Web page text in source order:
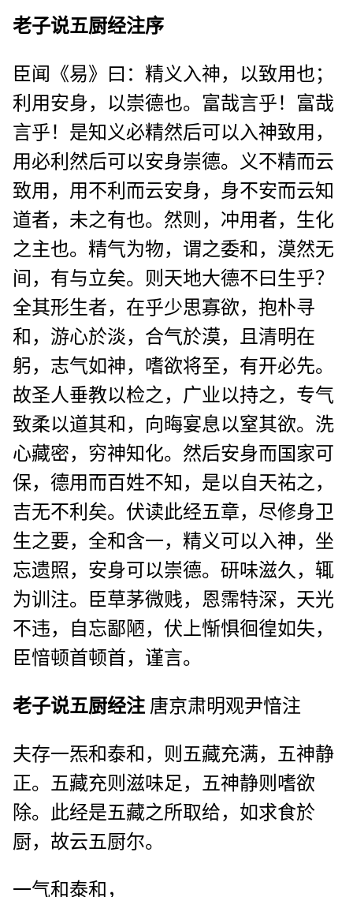
老子说五厨经注序
臣闻《易》曰：精义入神，以致用也；
利用安身，以崇德也。富哉言乎！富哉
言乎！是知义必精然后可以入神致用，
用必利然后可以安身崇德。义不精而云
致用，用不利而云安身，身不安而云知
道者，未之有也。然则，冲用者，生化
之主也。精气为物，谓之委和，漠然无
间，有与立矣。则天地大德不曰生乎？
全其形生者，在乎少思寡欲，抱朴寻
和，游心於淡，合气於漠，且清明在
躬，志气如神，嗜欲将至，有开必先。
故圣人垂教以检之，广业以持之，专气
致柔以道其和，向晦宴息以窒其欲。洗
心藏密，穷神知化。然后安身而国家可
保，德用而百姓不知，是以自天祐之，
吉无不利矣。伏读此经五章，尽修身卫
生之要，全和含一，精义可以入神，坐
忘遗照，安身可以崇德。研味滋久，辄
为训注。臣草茅微贱，恩霈特深，天光
不违，自忘鄙陋，伏上惭惧徊徨如失，
臣愔顿首顿首，谨言。
老子说五厨经注 唐京肃明观尹愔注
夫存一炁和泰和，则五藏充满，五神静
正。五藏充则滋味足，五神静则嗜欲
除。此经是五藏之所取给，如求食於
厨，故云五厨尔。
一气和泰和，